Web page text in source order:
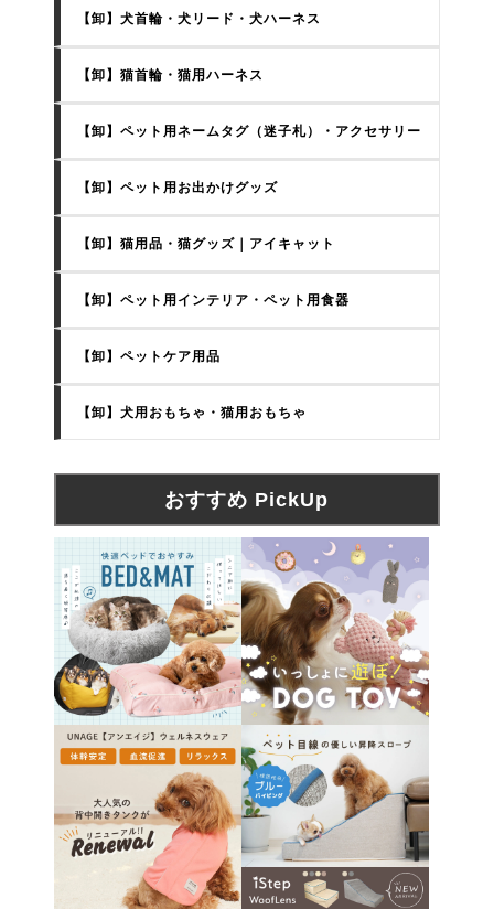
【卸】犬首輪・犬リード・犬ハーネス
【卸】猫首輪・猫用ハーネス
【卸】ペット用ネームタグ（迷子札）・アクセサリー
【卸】ペット用お出かけグッズ
【卸】猫用品・猫グッズ｜アイキャット
【卸】ペット用インテリア・ペット用食器
【卸】ペットケア用品
【卸】犬用おもちゃ・猫用おもちゃ
おすすめ PickUp